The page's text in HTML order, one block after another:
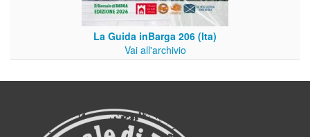
La Guida inBarga 206 (Ita)
Vai all'archivio